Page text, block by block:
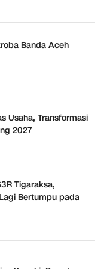
Banda Aceh
Usaha, Transformasi
2027
Tigaraksa,
Bertumpu pada